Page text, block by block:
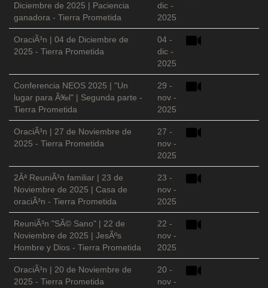
Diciembre de 2025 | Paciencia
ganadora - Tierra Prometida
dic -
2025
OraciÃ³n | 04 de Diciembre de
2025 - Tierra Prometida
04 -
dic -
2025
Conferencia NEOS 2025 | "Un
lugar para Ã‰l" | Segunda parte -
Tierra Prometida
29 -
nov -
2025
OraciÃ³n | 27 de Noviembre de
2025 - Tierra Prometida
27 -
nov -
2025
2Âª ReuniÃ³n familiar | 23 de
Noviembre de 2025 | Casa de
oraciÃ³n - Tierra Prometida
23 -
nov -
2025
ReuniÃ³n "SÃ© Sano" | 22 de
Noviembre de 2025 | JesÃºs
Hombre y Dios - Tierra Prometida
22 -
nov -
2025
OraciÃ³n | 20 de Noviembre de
2025 - Tierra Prometida
20 -
nov -